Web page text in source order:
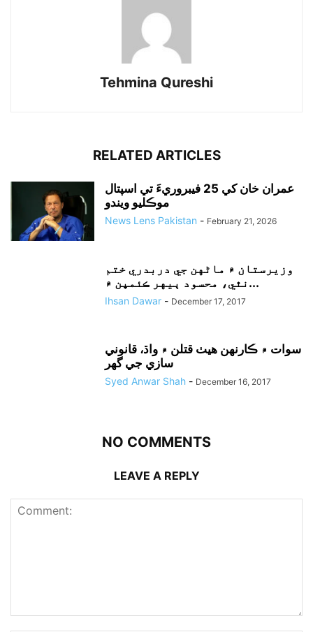
Tehmina Qureshi
RELATED ARTICLES
عمران خان کي 25 فيبروريءَ تي اسپتال
موڪليو ويندو
News Lens Pakistan - February 21, 2026
وزيرستان ۾ ماڻهن جي دربدري ختم
نٿي، محسود ٻيهر ڪئمپن ۾...
Ihsan Dawar - December 17, 2017
سوات ۾ ڪارنهن هيٺ قتلن ۾ واڌ، قانوني
سازي جي گهر
Syed Anwar Shah - December 16, 2017
NO COMMENTS
LEAVE A REPLY